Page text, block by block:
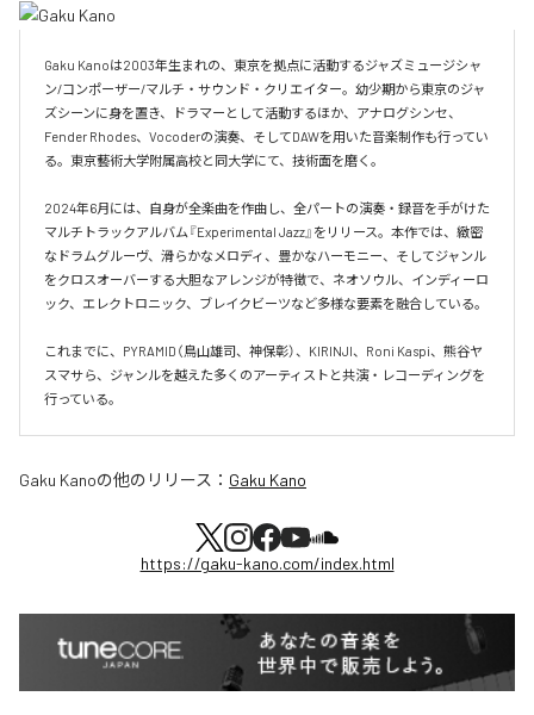
Gaku Kanoは2003年生まれの、東京を拠点に活動するジャズミュージシャ
ン/コンポーザー/マルチ・サウンド・クリエイター。幼少期から東京のジャ
ズシーンに身を置き、ドラマーとして活動するほか、アナログシンセ、
Fender Rhodes、Vocoderの演奏、そしてDAWを用いた音楽制作も行ってい
る。東京藝術大学附属高校と同大学にて、技術面を磨く。
2024年6月には、自身が全楽曲を作曲し、全パートの演奏・録音を手がけた
マルチトラックアルバム『Experimental Jazz』をリリース。本作では、緻密
なドラムグルーヴ、滑らかなメロディ、豊かなハーモニー、そしてジャンル
をクロスオーバーする大胆なアレンジが特徴で、ネオソウル、インディーロ
ック、エレクトロニック、ブレイクビーツなど多様な要素を融合している。
これまでに、PYRAMID（鳥山雄司、神保彰）、KIRINJI、Roni Kaspi、熊谷ヤ
スマサら、ジャンルを越えた多くのアーティストと共演・レコーディングを
行っている。
Gaku Kanoの他のリリース： Gaku Kano
https://gaku-kano.com/index.html